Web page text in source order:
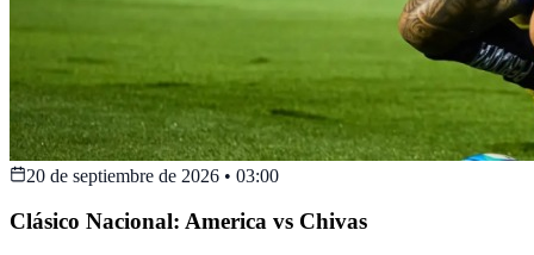
20 de septiembre de 2026 • 03:00
Clásico Nacional: America vs Chivas